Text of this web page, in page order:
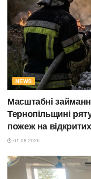
NEWS
Масштабні
Тернопільщині
пожеж на
01.08.2026